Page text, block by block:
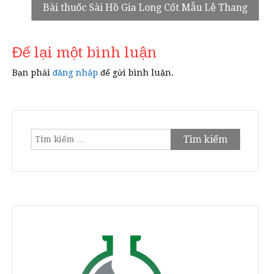
bài Bài thuốc Sài Hồ Gia Long Cốt Mẫu Lệ Thang
Để lại một bình luận
Bạn phải đăng nhập để gửi bình luận.
Tìm
kiếm